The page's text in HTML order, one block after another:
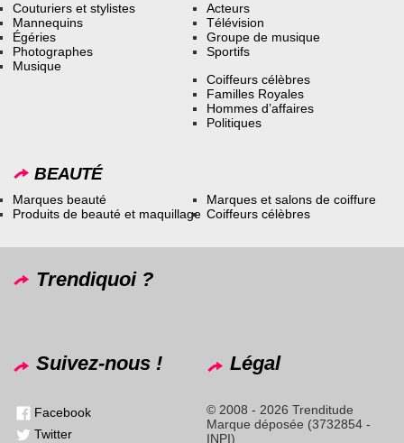
Couturiers et stylistes
Mannequins
Égéries
Photographes
Musique
Acteurs
Télévision
Groupe de musique
Sportifs
Coiffeurs célèbres
Familles Royales
Hommes d’affaires
Politiques
BEAUTÉ
Marques beauté
Produits de beauté et maquillage
Marques et salons de coiffure
Coiffeurs célèbres
Trendiquoi ?
Suivez-nous !
Facebook
Twitter
Légal
© 2008 - 2026 Trenditude
Marque déposée (3732854 -
INPI)